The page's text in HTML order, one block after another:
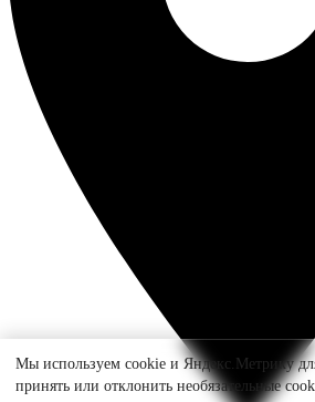
Мы используем cookie и Яндекс.Метрику
принять или отклонить необязательные